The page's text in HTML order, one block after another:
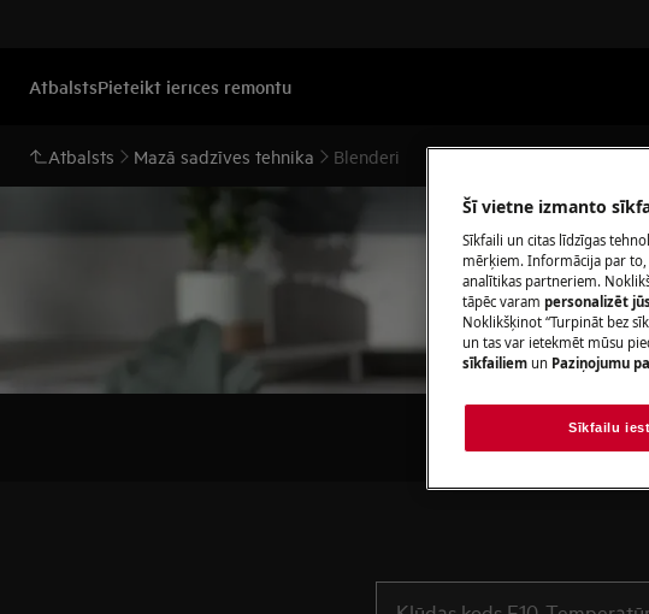
AtbalstsPieteikt ierīces remontu
Atbalsts Mazā sadzīves tehnika Blenderi
Šī vietne izmanto
Sīkfaili un citas līdzīgas
mērķiem. Informācija par
analītikas partneriem.
tāpēc varam personalizēt
Noklikšķinot “Turpināt bez
un tas var ietekmēt mūsu
sīkfailiem un Paziņojumu
Sīkfailu